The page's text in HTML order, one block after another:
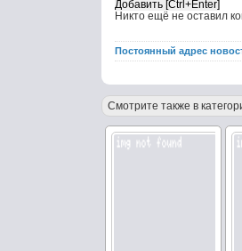
Никто ещё не оставил
Постоянный адрес
Смотрите также в